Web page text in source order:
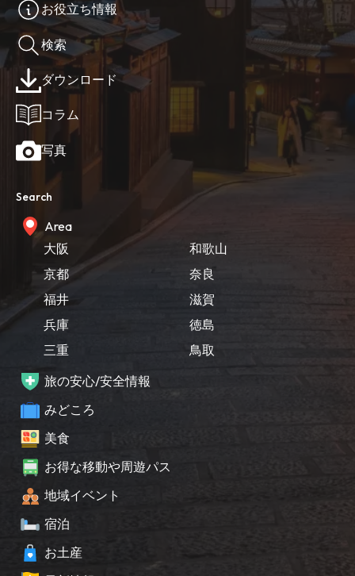
お役立ち情報
検索
ダウンロード
コラム
写真
Search
Area
大阪
京都
福井
兵庫
三重
和歌山
奈良
滋賀
徳島
鳥取
旅の安心/安全情報
みどころ
美食
お得な移動や周遊パス
地域イベント
宿泊
お土産